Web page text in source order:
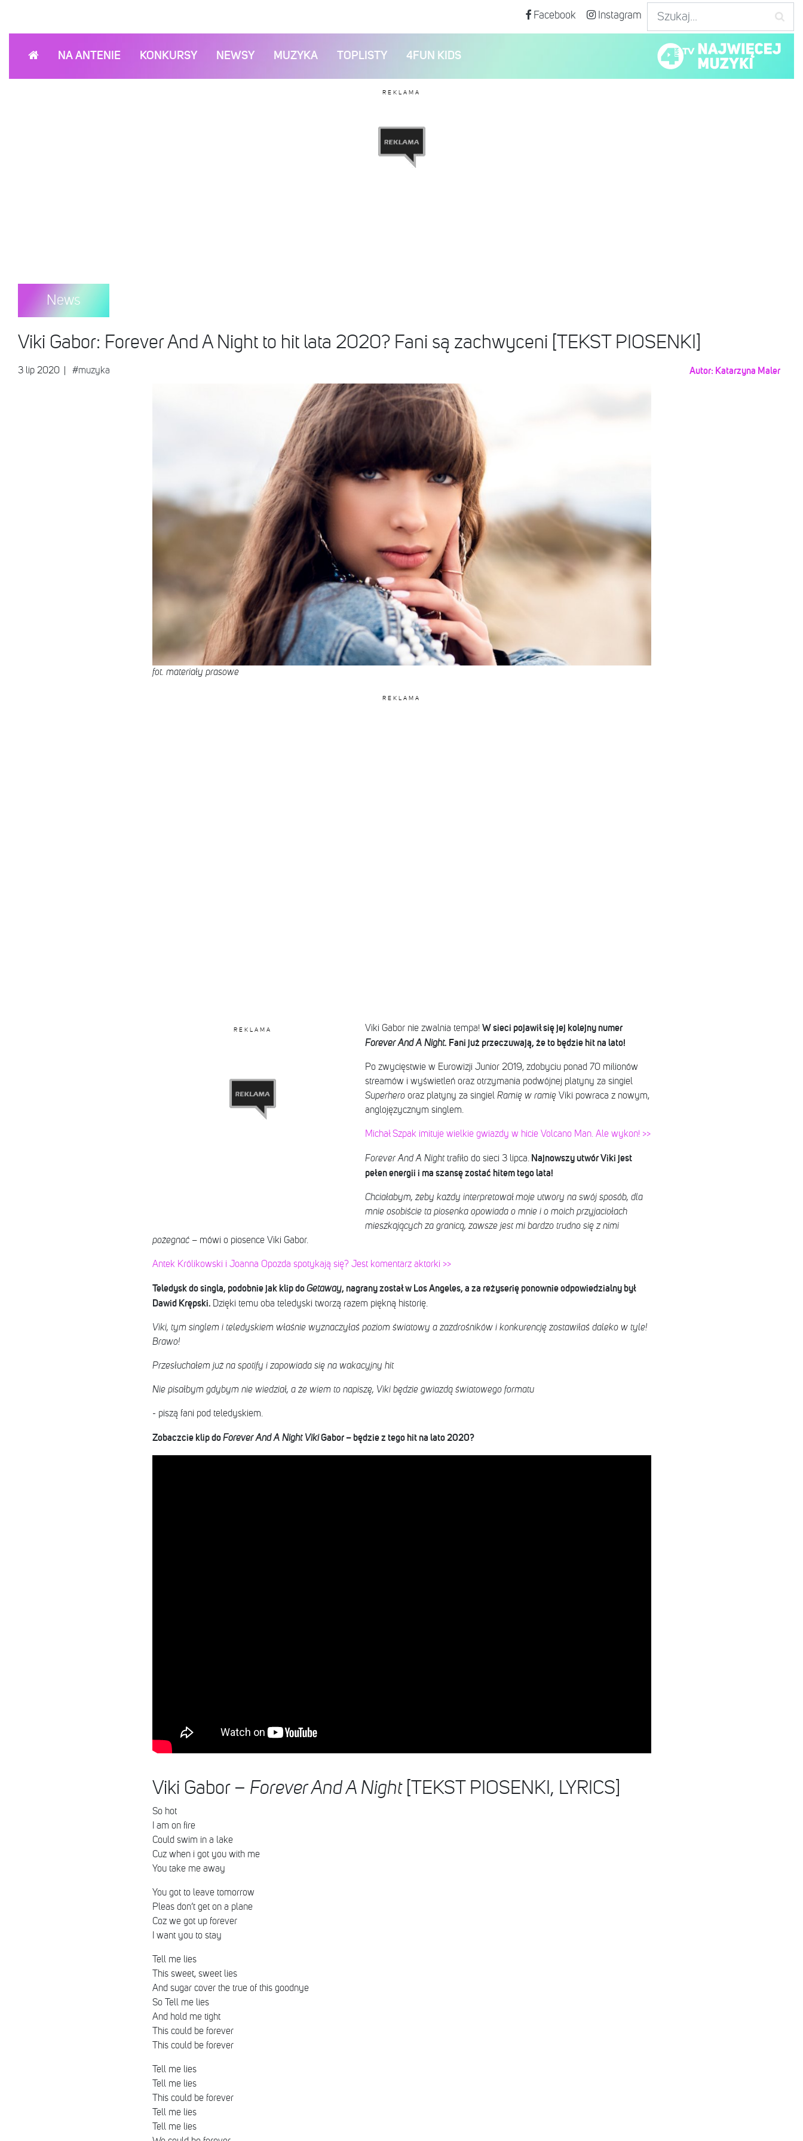
Facebook Instagram
NA ANTENIE KONKURSY NEWSY MUZYKA TOPLISTY 4FUN KIDS
REKLAMA
News
Viki Gabor: Forever And A Night to hit lata 2020? Fani są zachwyceni [TEKST PIOSENKI]
3 lip 2020 #muzyka Autor: Katarzyna Maler
fot. materiały prasowe
REKLAMA
REKLAMA Viki Gabor nie zwalnia tempa! W sieci pojawił się jej kolejny numer
Forever And A Night. Fani już przeczuwają, że to będzie hit na lato!
Po zwycięstwie w Eurowizji Junior 2019, zdobyciu ponad 70 milionów
streamów i wyświetleń oraz otrzymania podwójnej platyny za singiel
Superherooraz platyny za singiel Ramię w ramięViki powraca z nowym,
anglojęzycznym singlem.
Michał Szpak imituje wielkie gwiazdy w hicie Volcano Man. Ale wykon! >>
Forever And A Nighttrafiło do sieci 3 lipca. Najnowszy utwór Viki jest
pełen energii i ma szansę zostać hitem tego lata!
Chciałabym, żeby każdy interpretował moje utwory na swój sposób, dla
mnie osobiście ta piosenka opowiada o mnie i o moich przyjaciołach
mieszkających za granicą, zawsze jest mi bardzo trudno się z nimi
pożegnać – mówi o piosence Viki Gabor.
Antek Królikowski i Joanna Opozda spotykają się? Jest komentarz aktorki >>
Teledysk do singla, podobnie jak klip doGetaway, nagrany został w Los Angeles, a za reżyserię ponownie odpowiedzialny był
Dawid Krępski. Dzięki temu oba teledyski tworzą razem piękną historię.
Viki, tym singlem i teledyskiem właśnie wyznaczyłaś poziom światowy a zazdrośników i konkurencję zostawiłaś daleko w tyle!
Brawo!
Przesłuchałem już na spotify i zapowiada się na wakacyjny hit
Nie pisałbym gdybym nie wiedział, a że wiem to napiszę, Viki będzie gwiazdą światowego formatu
- piszą fani pod teledyskiem.
Zobaczcie klip doForever And A Night VikiGabor – będzie z tego hit na lato 2020?
Viki Gabor – Forever And A Night[TEKST PIOSENKI, LYRICS]
So hot
I am on fire
Could swim in a lake
Cuz when i got you with me
You take me away
You got to leave tomorrow
Pleas don’t get on a plane
Coz we got up forever
I want you to stay
Tell me lies
This sweet, sweet lies
And sugar cover the true of this goodnye
So Tell me lies
And hold me tight
This could be forever
This could be forever
Tell me lies
Tell me lies
This could be forever
Tell me lies
Tell me lies